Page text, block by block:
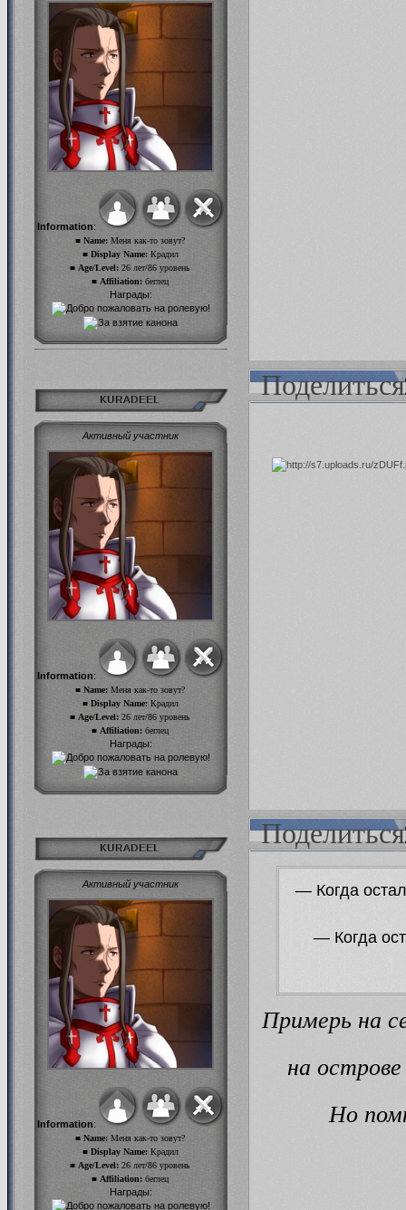
Information:
■ Name: Меня как-то зовут?
■ Display Name:Крадил
■ Age/Level: 26 лет/86 уровень
■ Affiliation: беглец
Награды:
Поделиться
KURADEEL
Активный участник
Information:
■ Name: Меня как-то зовут?
■ Display Name:Крадил
■ Age/Level: 26 лет/86 уровень
■ Affiliation: беглец
Награды:
Поделиться
KURADEEL
Активный участник
Information:
■ Name: Меня как-то зовут?
■ Display Name:Крадил
■ Age/Level: 26 лет/86 уровень
■ Affiliation: беглец
Награды:
— Когда
— Когда
Примерь на
на острове
Но